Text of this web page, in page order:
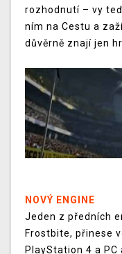
rozhodnutí – vy
ním na Cestu a
důvěrně znají jen
NOVÝ ENGINE
Jeden z předních
Frostbite, přinese
PlayStation 4 a